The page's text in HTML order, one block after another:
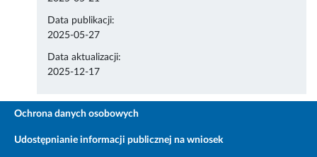
Data publikacji:
2025-05-27
Data aktualizacji:
2025-12-17
Ochrona danych osobowych
Udostępnianie informacji publicznej na wniosek